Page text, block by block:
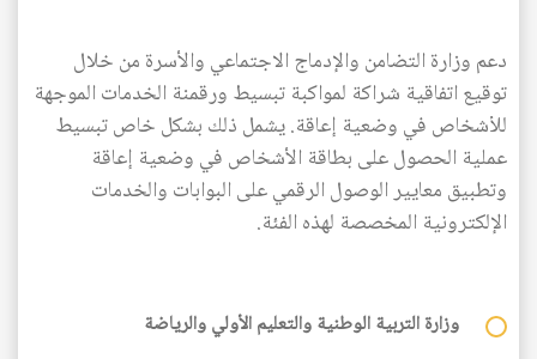
دعم وزارة التضامن والإدماج الاجتماعي والأسرة من خلال
توقيع اتفاقية شراكة لمواكبة تبسيط ورقمنة الخدمات الموجهة
للأشخاص في وضعية إعاقة. يشمل ذلك بشكل خاص تبسيط
عملية الحصول على بطاقة الأشخاص في وضعية إعاقة
وتطبيق معايير الوصول الرقمي على البوابات والخدمات
الإلكترونية المخصصة لهذه الفئة.
وزارة التربية الوطنية والتعليم الأولي والرياضة